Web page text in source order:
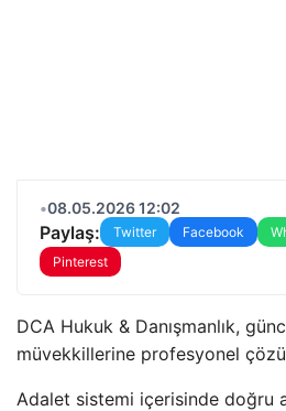
•08.05.2026 12:02
Paylaş: Twitter Facebook
Pinterest
DCA Hukuk & Danışmanlık,
müvekkillerine profesyonel
Adalet sistemi içerisinde doğru